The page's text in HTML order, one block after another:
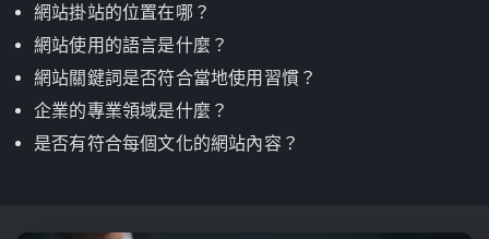
網站掛站的位置在哪？
網站使用的語言是什麼？
網站關鍵詞是否符合當地使用習慣？
企業的專業領域是什麼？
是否有符合每個文化的網站內容？